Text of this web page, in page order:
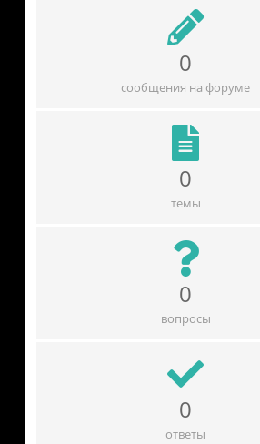
0
сообщения на форуме
0
темы
0
вопросы
0
ответы